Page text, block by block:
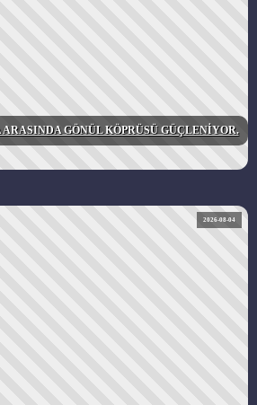
GÖNÜL KÖPRÜSÜ GÜÇLENİYOR.
2026-08-04